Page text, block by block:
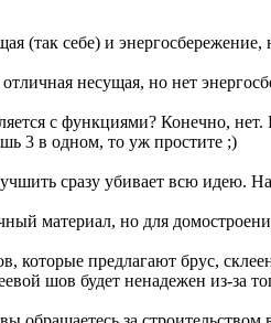
(так себе) и энергосбережение,
несущая, но нет
с функциями? Конечно,
3 в одном, то уж простите ;)
сразу убивает всю идею.
материал, но для
которые предлагают брус,
шов будет ненадежен из-